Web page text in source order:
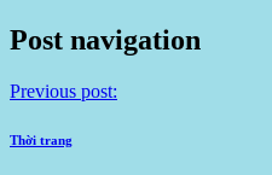
Post navigation
Previous post:
Thời trang